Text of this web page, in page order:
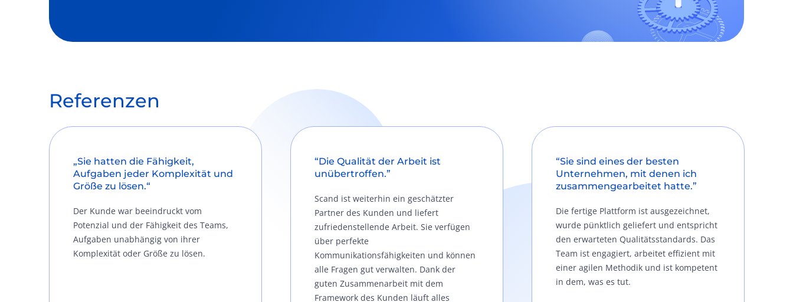
Referenzen
„Sie hatten die Fähigkeit,
Aufgaben jeder Komplexität und
Größe zu lösen.“
Der Kunde war beeindruckt vom
Potenzial und der Fähigkeit des Teams,
Aufgaben unabhängig von ihrer
Komplexität oder Größe zu lösen.
“Die Qualität der Arbeit ist
unübertroffen.”
Scand ist weiterhin ein geschätzter
Partner des Kunden und liefert
zufriedenstellende Arbeit. Sie verfügen
über perfekte
Kommunikationsfähigkeiten und können
alle Fragen gut verwalten. Dank der
guten Zusammenarbeit mit dem
Framework des Kunden läuft alles
“Sie sind eines der besten
Unternehmen, mit denen ich
zusammengearbeitet hatte.”
Die fertige Plattform ist ausgezeichnet,
wurde pünktlich geliefert und entspricht
den erwarteten Qualitätsstandards. Das
Team ist engagiert, arbeitet effizient mit
einer agilen Methodik und ist kompetent
in dem, was es tut.